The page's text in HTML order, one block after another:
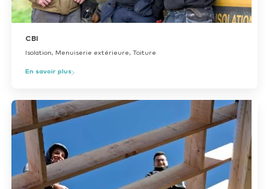
CBI
Isolation, Menuiserie extérieure, Toiture
En savoir plus